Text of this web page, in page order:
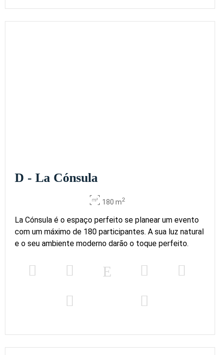
D - La Cónsula
180 m2
La Cónsula é o espaço perfeito se planear um evento
com um máximo de 180 participantes. A sua luz natural
e o seu ambiente moderno darão o toque perfeito.